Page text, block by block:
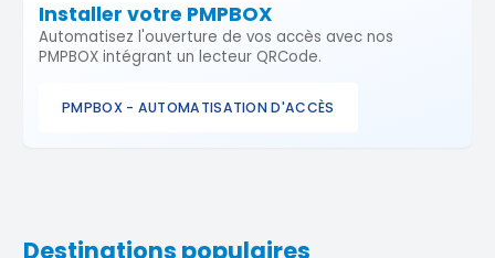
Installer votre PMPBOX
Automatisez l'ouverture de vos accès avec nos
PMPBOX intégrant un lecteur QRCode.
PMPBOX - AUTOMATISATION D'ACCÈS
Destinations populaires